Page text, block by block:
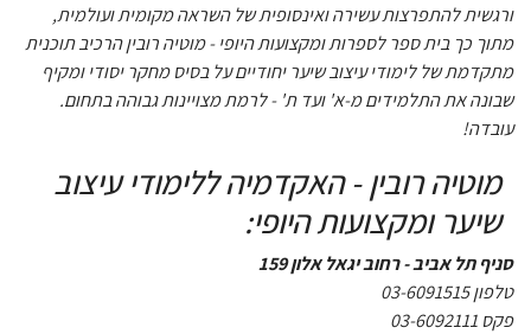
ורגשית להתפרצות עשירה ואינסופית של השראה מקומית ועולמית,
מתוך כך בית ספר לספרות ומקצועות היופי - מוטיה רובין הרכיב תוכנית
מתקדמת של לימודי עיצוב שיער יחודיים על בסיס מחקר יסודי ומקיף
שבונה את התלמידים מ-א' ועד ת' - לרמת מצויינות גבוהה בתחום.
עובדה!
מוטיה רובין - האקדמיה ללימודי עיצוב
שיער ומקצועות היופי:
סניף תל אביב - רחוב יגאל אלון 159
טלפון 03-6091515
פקס 03-6092111